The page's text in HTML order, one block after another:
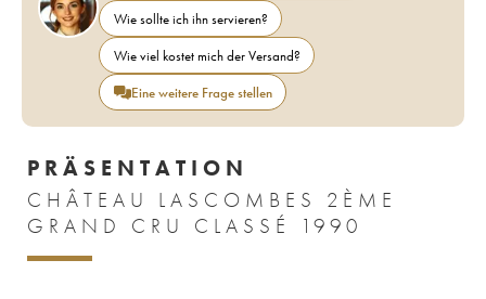
Wie sollte ich ihn servieren?
Wie viel kostet mich der Versand?
Eine weitere Frage stellen
PRÄSENTATION
CHÂTEAU LASCOMBES 2ÈME
GRAND CRU CLASSÉ 1990